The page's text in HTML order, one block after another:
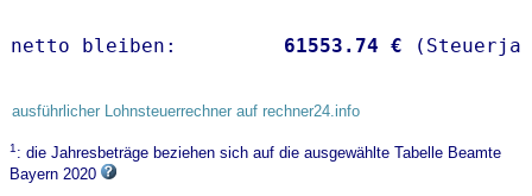
netto bleiben: 61553.74 €
ausführlicher Lohnsteuerrechner auf rechner24.info
1: die Jahresbeträge beziehen sich auf die ausgewählte Tabelle Beamte
Bayern 2020